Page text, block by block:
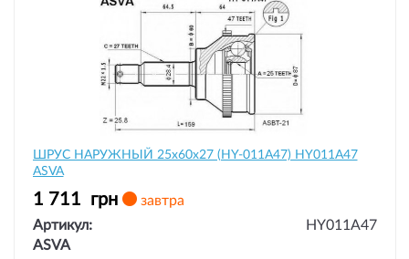
ШРУС НАРУЖНЫЙ 25x60x27 (HY-011A47) HY011A47
ASVA
1 711 грн
завтра
Артикул:
HY011A47
ASVA